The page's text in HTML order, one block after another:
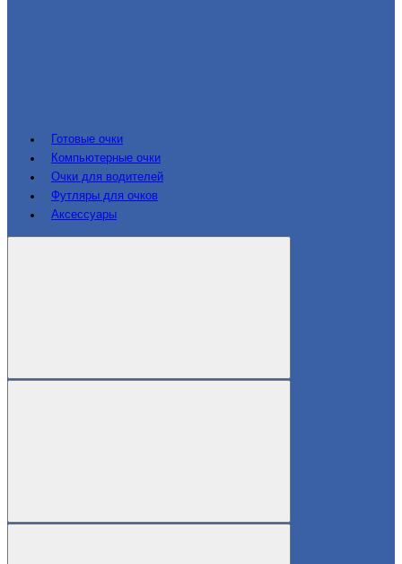
Готовые очки
Компьютерные очки
Очки для водителей
Футляры для очков
Аксессуары